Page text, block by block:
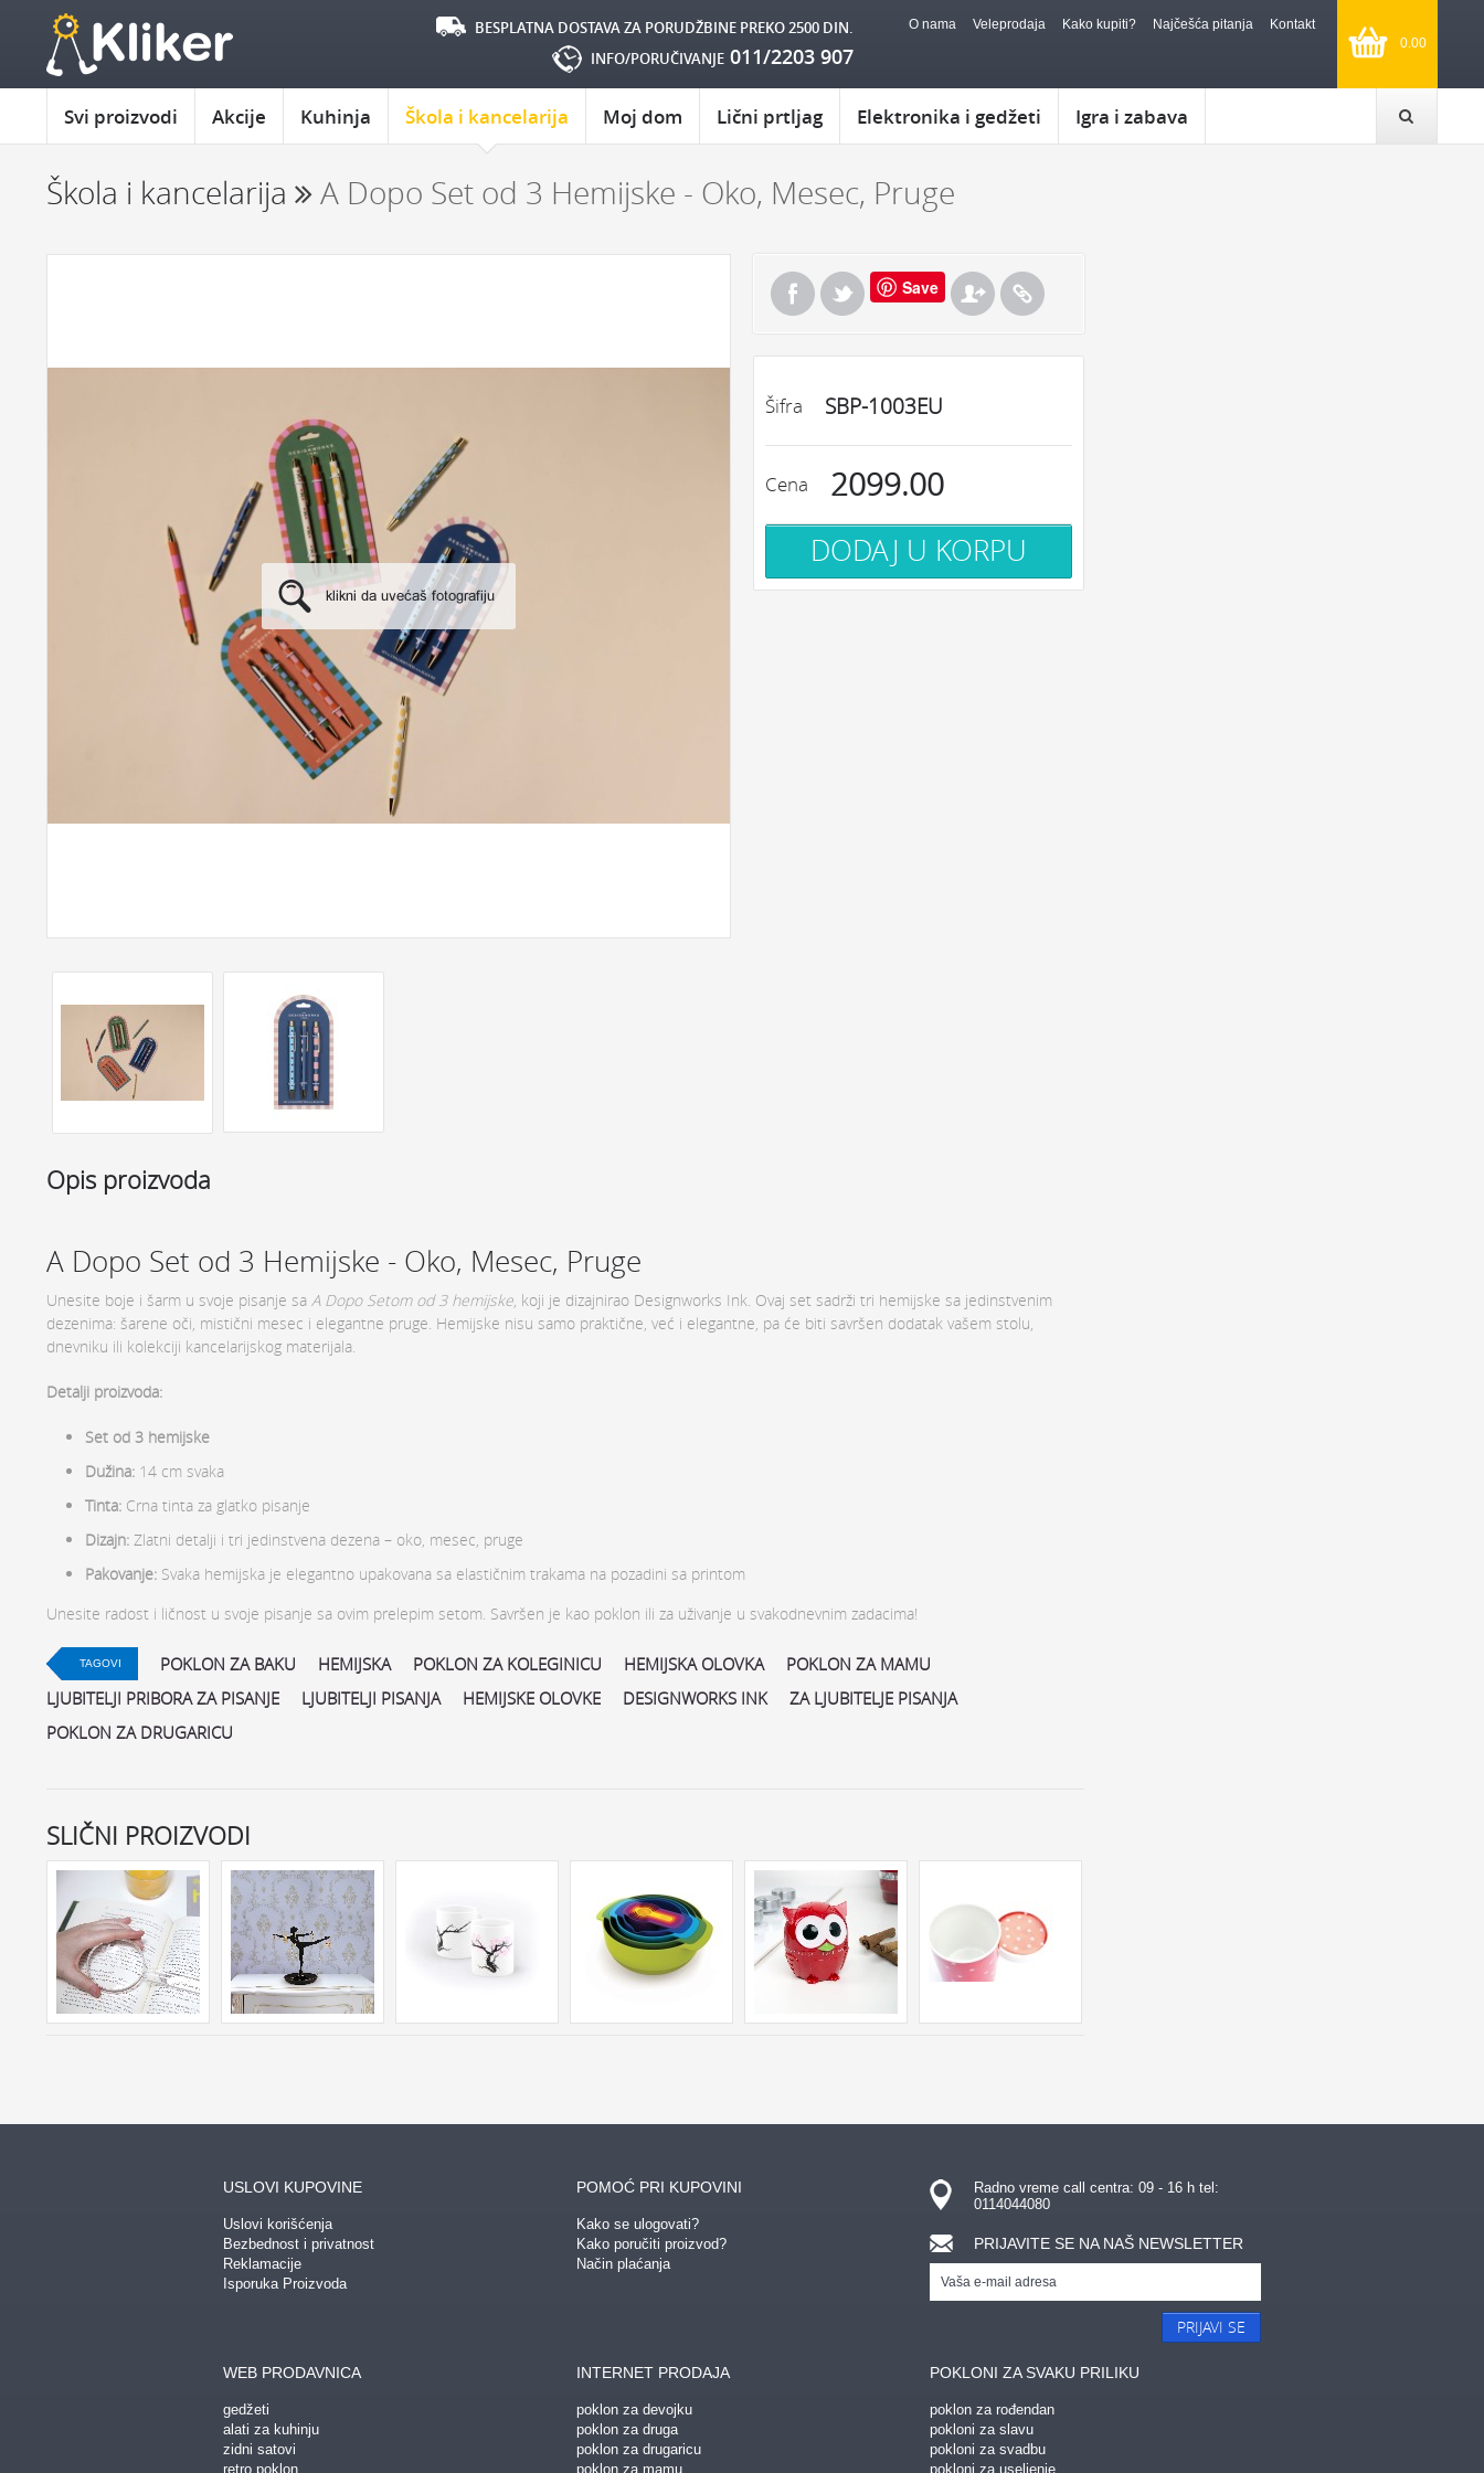
0.00
O nama Veleprodaja Kako kupiti? Najčešća pitanja Kontakt
BESPLATNA DOSTAVA ZA PORUDŽBINE PREKO 2500 DIN.
INFO/PORUČIVANJE 011/2203 907
Svi proizvodi Akcije Kuhinja Škola i kancelarija Moj dom Lični prtljag Elektronika i gedžeti Igra i zabava
Škola i kancelarija A Dopo Set od 3 Hemijske - Oko, Mesec, Pruge
Save
Šifra SBP-1003EU
Cena 2099.00
Opis proizvoda
A Dopo Set od 3 Hemijske - Oko, Mesec, Pruge
Unesite boje i šarm u svoje pisanje sa A Dopo Setom od 3 hemijske, koji je dizajnirao Designworks Ink. Ovaj set sadrži tri hemijske sa jedinstvenim
dezenima: šarene oči, mistični mesec i elegantne pruge. Hemijske nisu samo praktične, već i elegantne, pa će biti savršen dodatak vašem stolu,
dnevniku ili kolekciji kancelarijskog materijala.
Detalji proizvoda:
Set od 3 hemijske
Dužina: 14 cm svaka
Tinta: Crna tinta za glatko pisanje
Dizajn: Zlatni detalji i tri jedinstvena dezena – oko, mesec, pruge
Pakovanje: Svaka hemijska je elegantno upakovana sa elastičnim trakama na pozadini sa printom
Unesite radost i ličnost u svoje pisanje sa ovim prelepim setom. Savršen je kao poklon ili za uživanje u svakodnevnim zadacima!
TAGOVI POKLON ZA BAKU HEMIJSKA POKLON ZA KOLEGINICU HEMIJSKA OLOVKA
POKLON ZA MAMU
LJUBITELJI PRIBORA ZA PISANJE
LJUBITELJI PISANJA HEMIJSKE OLOVKE DESIGNWORKS INK
ZA LJUBITELJE PISANJA
POKLON ZA DRUGARICU
SLIČNI PROIZVODI
USLOVI KUPOVINE
Uslovi korišćenja
Bezbednost i privatnost
Reklamacije
Isporuka Proizvoda
POMOĆ PRI KUPOVINI
Kako se ulogovati?
Kako poručiti proizvod?
Način plaćanja
Radno vreme call centra: 09 - 16 h tel:
0114044080
PRIJAVITE SE NA NAŠ NEWSLETTER
PRIJAVI SE
WEB PRODAVNICA
gedžeti
alati za kuhinju
zidni satovi
retro poklon
INTERNET PRODAJA
poklon za devojku
poklon za druga
poklon za drugaricu
poklon za mamu
POKLONI ZA SVAKU PRILIKU
poklon za rođendan
pokloni za slavu
pokloni za svadbu
pokloni za useljenje